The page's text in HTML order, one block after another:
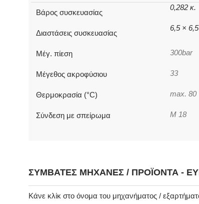
Βάρος συσκευασίας
0,282 κ.
Διαστάσεις συσκευασίας
6,5 ×
Μέγ. πίεση 300bar
Μέγεθος ακροφύσιου 33
Θερμοκρασία (°C) max. 80
Σύνδεση με σπείρωμα M 18
ΣΥΜΒΑΤΈΣ ΜΗΧΑΝΈΣ / ΠΡΟΪΌΝΤΑ -
Κάνε κλίκ στο όνομα του μηχανήματος /